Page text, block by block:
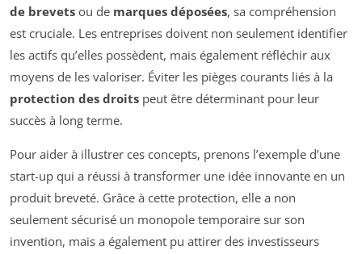
de brevets ou de marques déposées, sa compréhension
est cruciale. Les entreprises doivent non seulement identifier
les actifs qu’elles possèdent, mais également réfléchir aux
moyens de les valoriser. Éviter les pièges courants liés à la
protection des droits peut être déterminant pour leur
succès à long terme.
Pour aider à illustrer ces concepts, prenons l’exemple d’une
start-up qui a réussi à transformer une idée innovante en un
produit breveté. Grâce à cette protection, elle a non
seulement sécurisé un monopole temporaire sur son
invention, mais a également pu attirer des investisseurs